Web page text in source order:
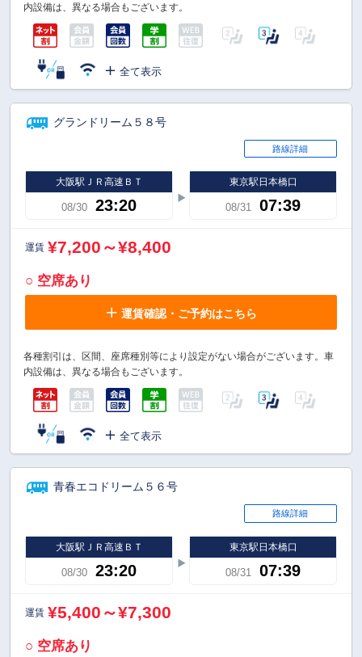
内設備は、異なる場合もございます。
全て表示
グランドリーム５８号
路線詳細
大阪駅ＪＲ高速ＢＴ
08/30 23:20
東京駅日本橋口
08/31 07:39
運賃 ¥7,200～¥8,400
○ 空席あり
運賃確認・ご予約はこちら
各種割引は、区間、座席種別等により設定がない場合がございます。車
内設備は、異なる場合もございます。
全て表示
青春エコドリーム５６号
路線詳細
大阪駅ＪＲ高速ＢＴ
08/30 23:20
東京駅日本橋口
08/31 07:39
運賃 ¥5,400～¥7,300
○ 空席あり